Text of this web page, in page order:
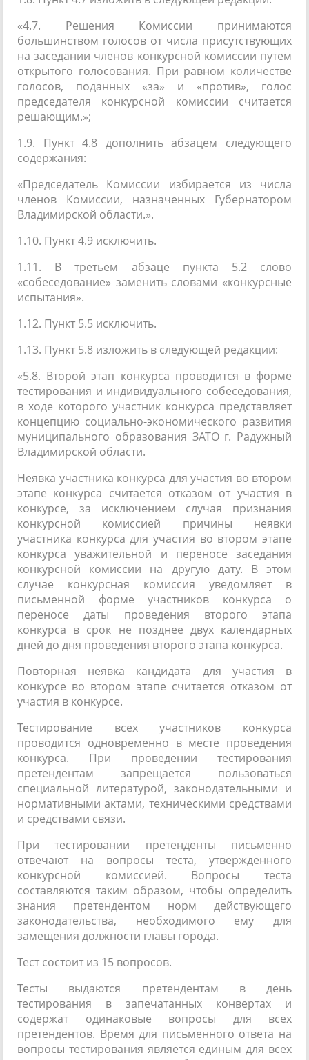
«4.7. Решения Комиссии принимаются
большинством голосов от числа присутствующих
на заседании членов конкурсной комиссии путем
открытого голосования. При равном количестве
голосов, поданных «за» и «против», голос
председателя конкурсной комиссии считается
решающим.»;
1.9. Пункт 4.8 дополнить абзацем следующего
содержания:
«Председатель Комиссии избирается из числа
членов Комиссии, назначенных Губернатором
Владимирской области.».
1.10. Пункт 4.9 исключить.
1.11. В третьем абзаце пункта 5.2 слово
«собеседование» заменить словами «конкурсные
испытания».
1.12. Пункт 5.5 исключить.
1.13. Пункт 5.8 изложить в следующей редакции:
«5.8. Второй этап конкурса проводится в форме
тестирования и индивидуального собеседования,
в ходе которого участник конкурса представляет
концепцию социально-экономического развития
муниципального образования ЗАТО г. Радужный
Владимирской области.
Неявка участника конкурса для участия во втором
этапе конкурса считается отказом от участия в
конкурсе, за исключением случая признания
конкурсной комиссией причины неявки
участника конкурса для участия во втором этапе
конкурса уважительной и переносе заседания
конкурсной комиссии на другую дату. В этом
случае конкурсная комиссия уведомляет в
письменной форме участников конкурса о
переносе даты проведения второго этапа
конкурса в срок не позднее двух календарных
дней до дня проведения второго этапа конкурса.
Повторная неявка кандидата для участия в
конкурсе во втором этапе считается отказом от
участия в конкурсе.
Тестирование всех участников конкурса
проводится одновременно в месте проведения
конкурса. При проведении тестирования
претендентам запрещается пользоваться
специальной литературой, законодательными и
нормативными актами, техническими средствами
и средствами связи.
При тестировании претенденты письменно
отвечают на вопросы теста, утвержденного
конкурсной комиссией. Вопросы теста
составляются таким образом, чтобы определить
знания претендентом норм действующего
законодательства, необходимого ему для
замещения должности главы города.
Тест состоит из 15 вопросов.
Тесты выдаются претендентам в день
тестирования в запечатанных конвертах и
содержат одинаковые вопросы для всех
претендентов. Время для письменного ответа на
вопросы тестирования является единым для всех